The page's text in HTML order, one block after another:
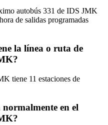
autobús 331 de IDS JMK
de salidas programadas
la línea o ruta de
tiene 11 estaciones de
en el